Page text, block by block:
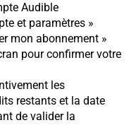
Audible
et paramètres »
mon abonnement »
pour confirmer votre
les
restants et la date
de valider la